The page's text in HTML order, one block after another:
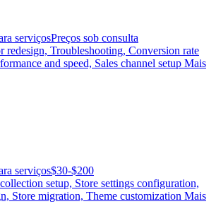
serviçosPreços sob consulta
redesign, Troubleshooting, Conversion rate
and speed, Sales channel setup Mais
serviços$30-$200
setup, Store settings configuration,
Store migration, Theme customization Mais